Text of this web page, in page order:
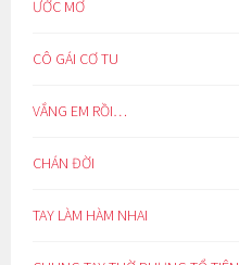
ƯỚC MƠ
CÔ GÁI CƠ TU
VẮNG EM RỒI…
CHÁN ĐỜI
TAY LÀM HÀM NHAI